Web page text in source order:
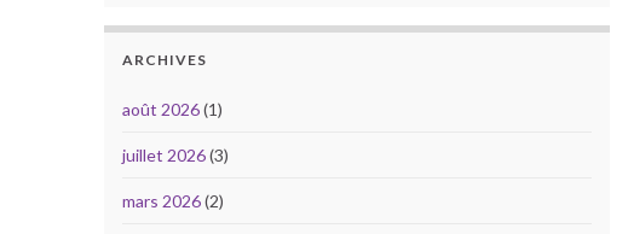
ARCHIVES
août 2026(1)
juillet 2026(3)
mars 2026(2)